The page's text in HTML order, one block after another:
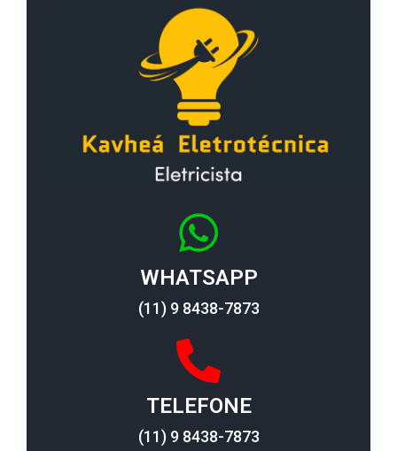
WHATSAPP
(11) 9 8438-7873
TELEFONE
(11) 9 8438-7873